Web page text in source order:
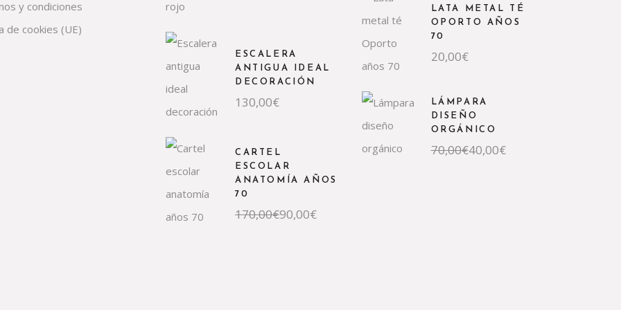
y condiciones
de cookies (UE)
ESCALERA
ANTIGUA IDEAL
DECORACIÓN
130,00€
CARTEL
ESCOLAR
ANATOMÍA AÑOS
70
170,00€
El
precio
90,00€
El
precio
LATA METAL TÉ
OPORTO AÑOS
70
20,00€
LÁMPARA
DISEÑO
ORGÁNICO
70,00€
El
precio
40,00€
El
precio